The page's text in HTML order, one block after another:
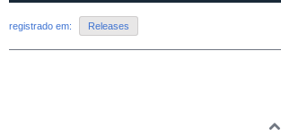
registrado em: Releases